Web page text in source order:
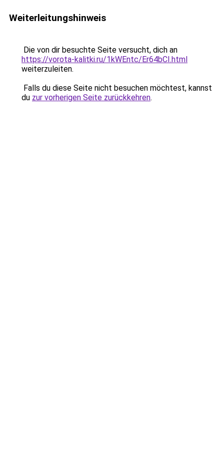
Weiterleitungshinweis
Die von dir besuchte Seite versucht, dich an
https://vorota-kalitki.ru/1kWEntc/Er64bCI.html
weiterzuleiten.
Falls du diese Seite nicht besuchen möchtest, kannst
du zur vorherigen Seite zurückkehren.